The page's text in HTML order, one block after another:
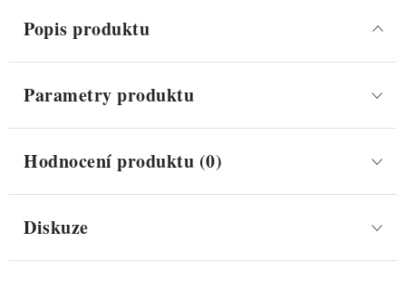
Popis produktu
Parametry produktu
Hodnocení produktu (0)
Diskuze